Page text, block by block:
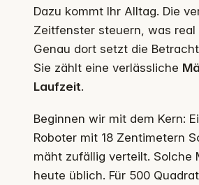
Dazu kommt Ihr Alltag. Die
Zeitfenster steuern, was real
Genau dort setzt die
Sie zählt eine verlässliche
Laufzeit.
Beginnen wir mit dem Kern:
Roboter mit 18 Zentimetern
mäht zufällig verteilt. Solche
heute üblich. Für 500